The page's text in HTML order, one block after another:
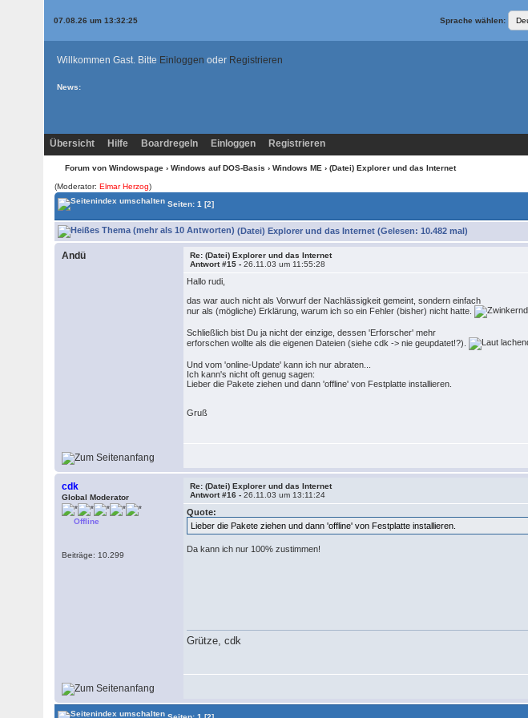
07.08.26 um 13:32:25 Sprache wählen:
Willkommen Gast. Bitte Einloggen oder Registrieren
News:
Übersicht Hilfe Boardregeln Einloggen Registrieren
Forum von Windowspage › Windows auf DOS-Basis › Windows ME › (Datei) Explorer und das Internet
(Moderator:Elmar Herzog)
Seiten:1 [2]
(Datei) Explorer und das Internet (Gelesen: 10.482 mal)
Andü
Re: (Datei) Explorer und das Internet
Antwort #15 -26.11.03 um 11:55:28
Hallo rudi,
das war auch nicht als Vorwurf der Nachlässigkeit gemeint, sondern einfach
nur als (mögliche) Erklärung, warum ich so ein Fehler (bisher) nicht hatte.
Schließlich bist Du ja nicht der einzige, dessen 'Erforscher' mehr
erforschen wollte als die eigenen Dateien (siehe cdk -> nie geupdatet!?).
Und vom 'online-Update' kann ich nur abraten...
Ich kann's nicht oft genug sagen:
Lieber die Pakete ziehen und dann 'offline' von Festplatte installieren.
Gruß
cdk
Global Moderator
Offline
Beiträge: 10.299
Re: (Datei) Explorer und das Internet
Antwort #16 -26.11.03 um 13:11:24
Quote:
Lieber die Pakete ziehen und dann 'offline' von Festplatte installieren.
Da kann ich nur 100% zustimmen!
Grütze, cdk